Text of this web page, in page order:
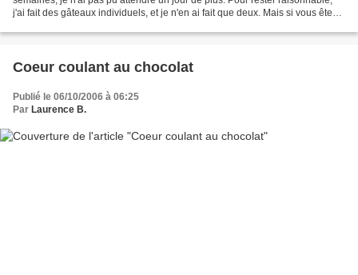
j'ai fait des gâteaux individuels, et je n'en ai fait que deux. Mais si vous êtes
Coeur coulant au chocolat
Publié le 06/10/2006 à 06:25
Par Laurence B.